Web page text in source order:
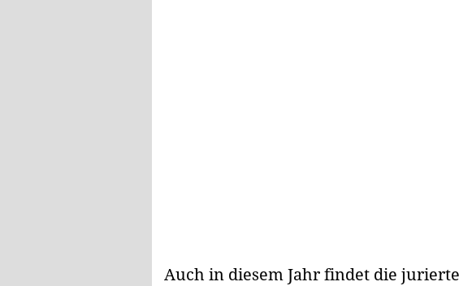
Auch in diesem Jahr findet die jurierte